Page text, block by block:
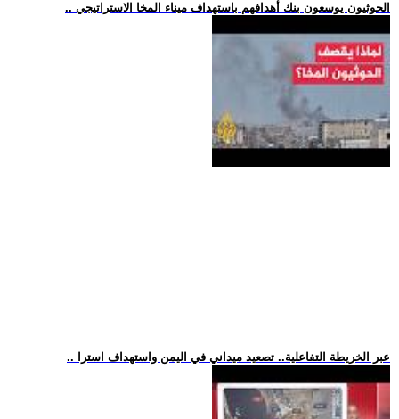
.. الحوثيون يوسعون بنك أهدافهم باستهداف ميناء المخا الاستراتيجي
.. عبر الخريطة التفاعلية.. تصعيد ميداني في اليمن واستهداف استرا